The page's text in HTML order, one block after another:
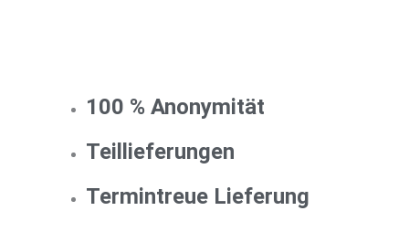
100 % Anonymität
Teillieferungen
Termintreue Lieferung